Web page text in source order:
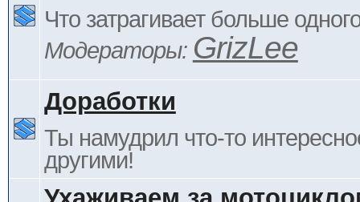
Что затрагивает больше
Модераторы: GrizLee
Доработки
Ты намудрил что-то
другими!